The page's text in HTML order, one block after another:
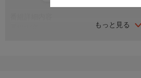
もっと見る